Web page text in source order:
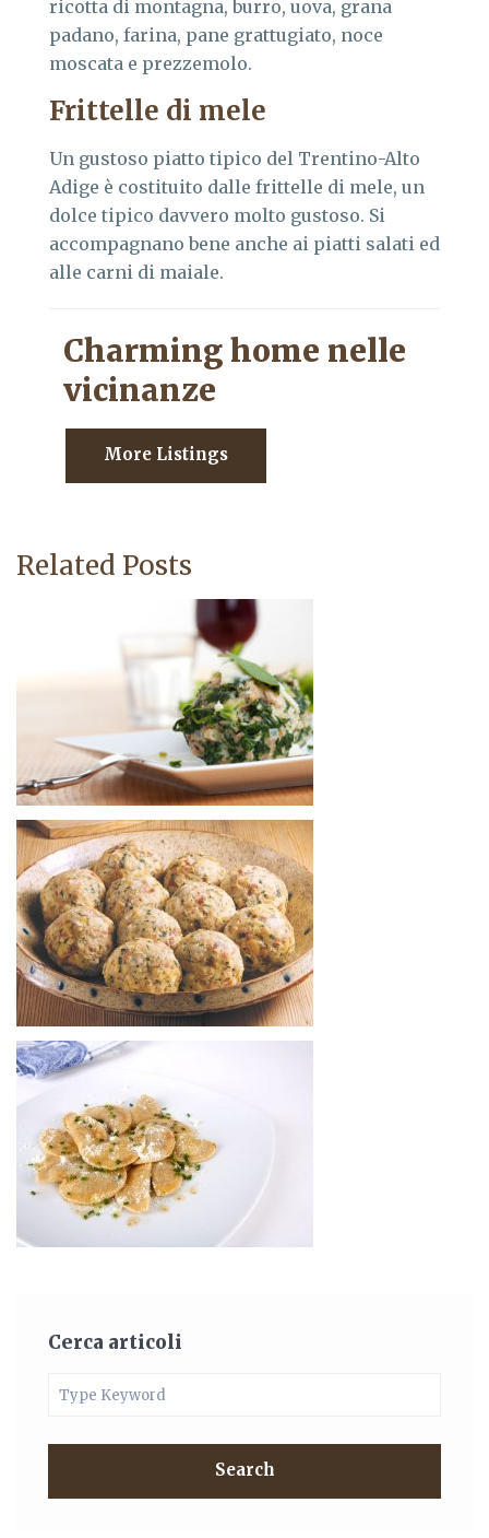
ricotta di montagna, burro, uova, grana
padano, farina, pane grattugiato, noce
moscata e prezzemolo.
Frittelle di mele
Un gustoso piatto tipico del Trentino-Alto
Adige è costituito dalle frittelle di mele, un
dolce tipico davvero molto gustoso. Si
accompagnano bene anche ai piatti salati ed
alle carni di maiale.
Charming home nelle
vicinanze
More Listings
Related Posts
Cerca articoli
Search